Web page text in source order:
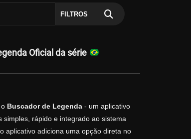
FILTROS
Oficial da série
Buscador de Legenda - um aplicativo
rápido e integrado ao sistema
aplicativo adiciona uma opção direta no